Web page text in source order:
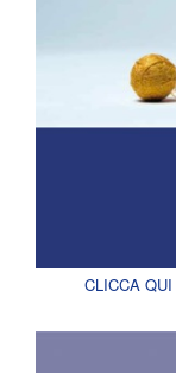
CLICCA